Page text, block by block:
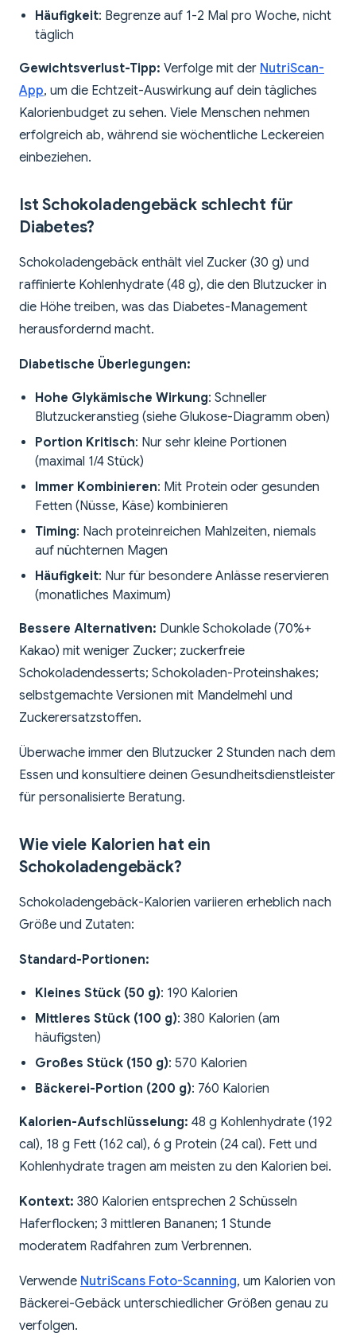
Häufigkeit: Begrenze auf 1-2 Mal pro Woche, nicht
täglich
Gewichtsverlust-Tipp: Verfolge mit der NutriScan-
App, um die Echtzeit-Auswirkung auf dein tägliches
Kalorienbudget zu sehen. Viele Menschen nehmen
erfolgreich ab, während sie wöchentliche Leckereien
einbeziehen.
Ist Schokoladengebäck schlecht für
Diabetes?
Schokoladengebäck enthält viel Zucker (30 g) und
raffinierte Kohlenhydrate (48 g), die den Blutzucker in
die Höhe treiben, was das Diabetes-Management
herausfordernd macht.
Diabetische Überlegungen:
Hohe Glykämische Wirkung: Schneller
Blutzuckeranstieg (siehe Glukose-Diagramm oben)
Portion Kritisch: Nur sehr kleine Portionen
(maximal 1/4 Stück)
Immer Kombinieren: Mit Protein oder gesunden
Fetten (Nüsse, Käse) kombinieren
Timing: Nach proteinreichen Mahlzeiten, niemals
auf nüchternen Magen
Häufigkeit: Nur für besondere Anlässe reservieren
(monatliches Maximum)
Bessere Alternativen: Dunkle Schokolade (70%+
Kakao) mit weniger Zucker; zuckerfreie
Schokoladendesserts; Schokoladen-Proteinshakes;
selbstgemachte Versionen mit Mandelmehl und
Zuckerersatzstoffen.
Überwache immer den Blutzucker 2 Stunden nach dem
Essen und konsultiere deinen Gesundheitsdienstleister
für personalisierte Beratung.
Wie viele Kalorien hat ein
Schokoladengebäck?
Schokoladengebäck-Kalorien variieren erheblich nach
Größe und Zutaten:
Standard-Portionen:
Kleines Stück (50 g): 190 Kalorien
Mittleres Stück (100 g): 380 Kalorien (am
häufigsten)
Großes Stück (150 g): 570 Kalorien
Bäckerei-Portion (200 g): 760 Kalorien
Kalorien-Aufschlüsselung: 48 g Kohlenhydrate (192
cal), 18 g Fett (162 cal), 6 g Protein (24 cal). Fett und
Kohlenhydrate tragen am meisten zu den Kalorien bei.
Kontext: 380 Kalorien entsprechen 2 Schüsseln
Haferflocken; 3 mittleren Bananen; 1 Stunde
moderatem Radfahren zum Verbrennen.
Verwende NutriScans Foto-Scanning, um Kalorien von
Bäckerei-Gebäck unterschiedlicher Größen genau zu
verfolgen.